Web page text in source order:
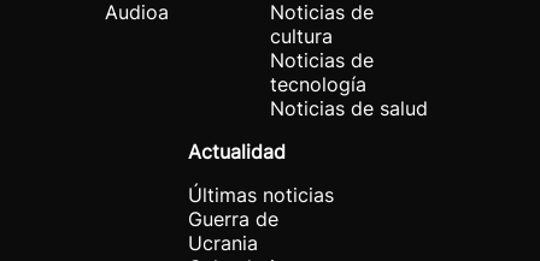
Audioa
Noticias de
cultura
Noticias de
tecnología
Noticias de salud
Actualidad
Últimas noticias
Guerra de
Ucrania